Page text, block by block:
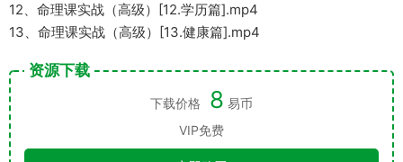
12、命理课实战（高级）[12.学历篇].mp4
13、命理课实战（高级）[13.健康篇].mp4
资源下载
下载价格 8 易币
VIP免费